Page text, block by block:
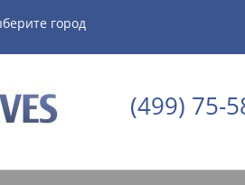
город
(499) 75-